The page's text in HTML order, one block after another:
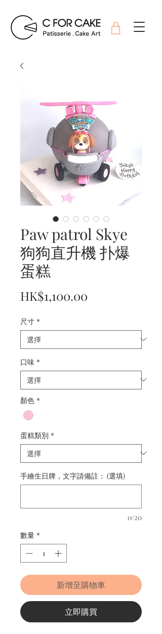
Paw patrol Skye
狗狗直升機 扑爆
蛋糕
HK$1,100.00
尺寸 *
口味 *
顏色 *
蛋糕類別 *
手繪生日牌，文字請備註： (選填)
0/20
數量 *
新增至購物車
立即購買